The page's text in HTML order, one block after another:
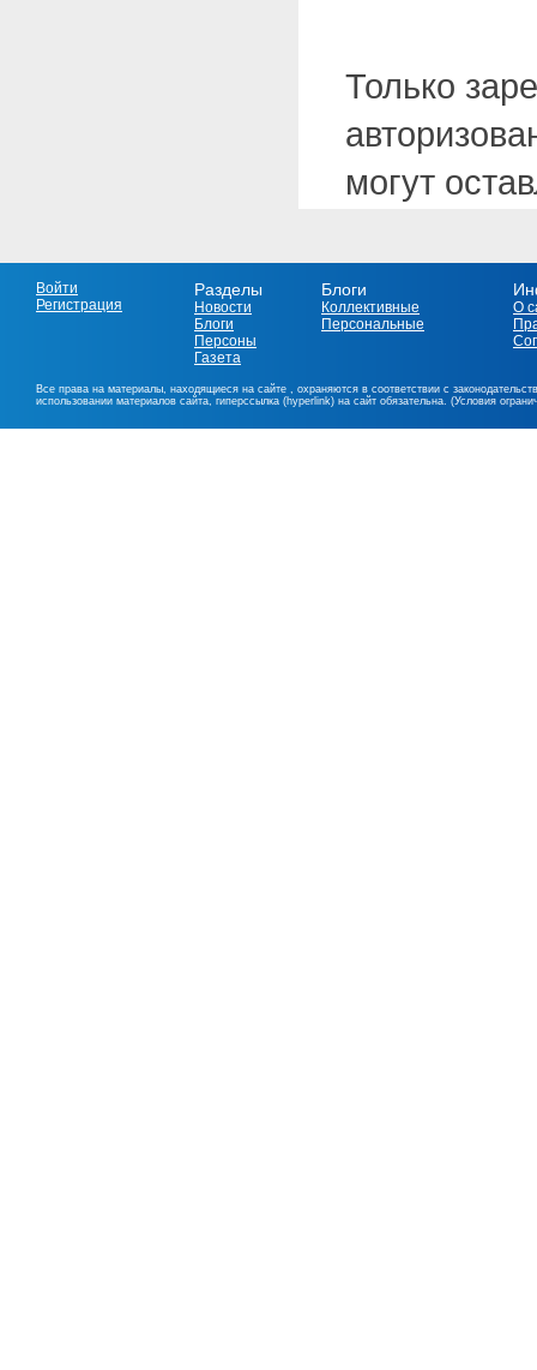
Только
могут
Войти
Регистрация
Разделы
Новости
Блоги
Персоны
Газета
Блоги
Коллективные
Персональные
О
Все права на материалы, находящиеся на сайте , охраняются в соответствии с
использовании материалов сайта, гиперссылка (hyperlink) на сайт обязательна. (Условия